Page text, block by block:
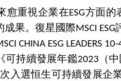
愈重視企業在ESG方面
果。復星國際MSCI
CHINA ESG
可持續發展年鑑2023（
入選恒生可持續發展企